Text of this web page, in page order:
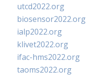
utcd2022.org
biosensor2022.org
ialp2022.org
klivet2022.org
ifac-hms2022.org
taoms2022.org